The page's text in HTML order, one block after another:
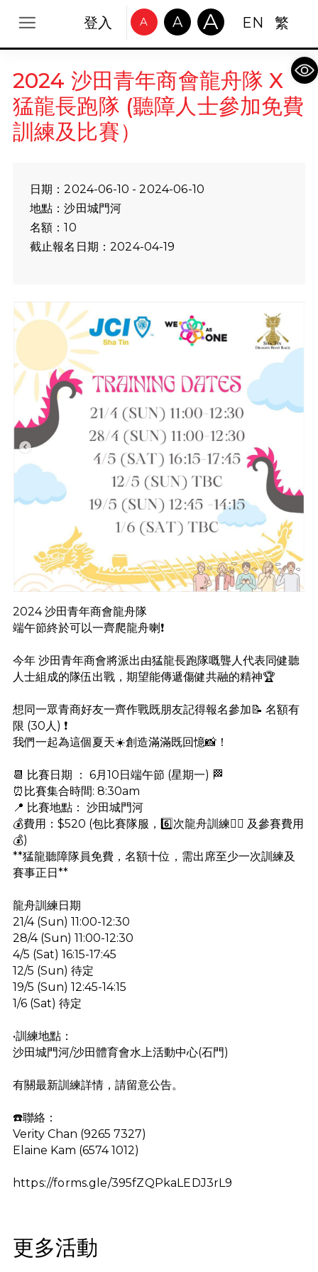
登入 A A A EN 繁
2024 沙田青年商會龍舟隊 X
猛龍長跑隊 (聽障人士參加免費
訓練及比賽）
日期：2024-06-10 - 2024-06-10
地點：沙田城門河
名額：10
截止報名日期：2024-04-19
2024 沙田青年商會龍舟隊
端午節終於可以一齊爬龍舟喇❗
今年 沙田青年商會將派出由猛龍長跑隊嘅聾人代表同健聽
人士組成的隊伍出戰，期望能傳遞傷健共融的精神🏆
想同一眾青商好友一齊作戰既朋友記得報名參加📝 名額有
限 (30人) ❗
我們一起為這個夏天☀️創造滿滿既回憶📸！
📆 比賽日期 ： 6月10日端午節 (星期一) 🏁
⏰比賽集合時間: 8:30am
📍 比賽地點： 沙田城門河
💰費用：$520 (包比賽隊服，6️⃣次龍舟訓練🏋️‍♂️ 及參賽費用
💰)
**猛龍聽障隊員免費，名額十位，需出席至少一次訓練及
賽事正日**
龍舟訓練日期
21/4 (Sun) 11:00-12:30
28/4 (Sun) 11:00-12:30
4/5 (Sat) 16:15-17:45
12/5 (Sun) 待定
19/5 (Sun) 12:45-14:15
1/6 (Sat) 待定
•訓練地點：
沙田城門河/沙田體育會水上活動中心(石門)
有關最新訓練詳情，請留意公告。
☎️聯絡：
Verity Chan (9265 7327)
Elaine Kam (6574 1012)
https://forms.gle/395fZQPkaLEDJ3rL9
更多活動